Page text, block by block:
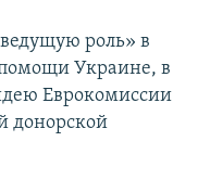
роль» в
Украине, в
Еврокомиссии
донорской